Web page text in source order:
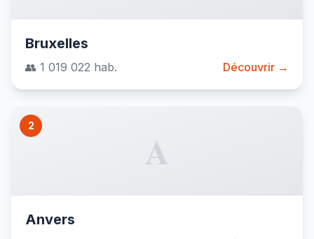
Bruxelles
👥 1 019 022 hab. Découvrir →
2
A
Anvers